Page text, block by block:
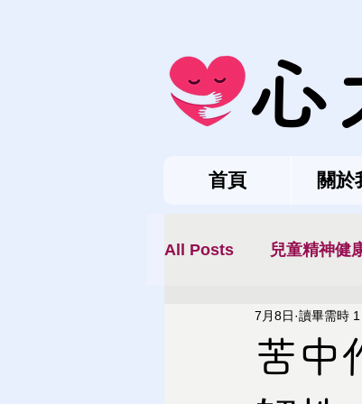
心
首頁 關於
All Posts 兒童精神健
苦中
7月8日 讀畢需時